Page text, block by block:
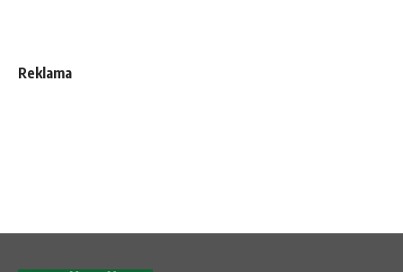
Reklama